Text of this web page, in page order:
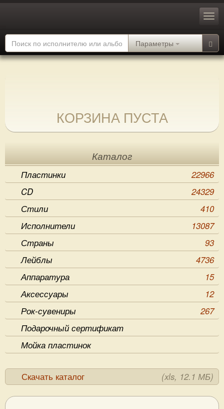
Параметры
КОРЗИНА ПУСТА
Каталог
Пластинки
22966
CD
24329
Стили
410
Исполнители
13087
Страны
93
Лейблы
4736
Аппаратура
15
Аксессуары
12
Рок-сувениры
267
Подарочный сертификат
Мойка пластинок
Скачать каталог (xls, 12.1 МБ)